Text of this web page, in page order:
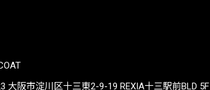
大阪市淀川区十三東2-9-19 REXIA十三駅前BLD 5F